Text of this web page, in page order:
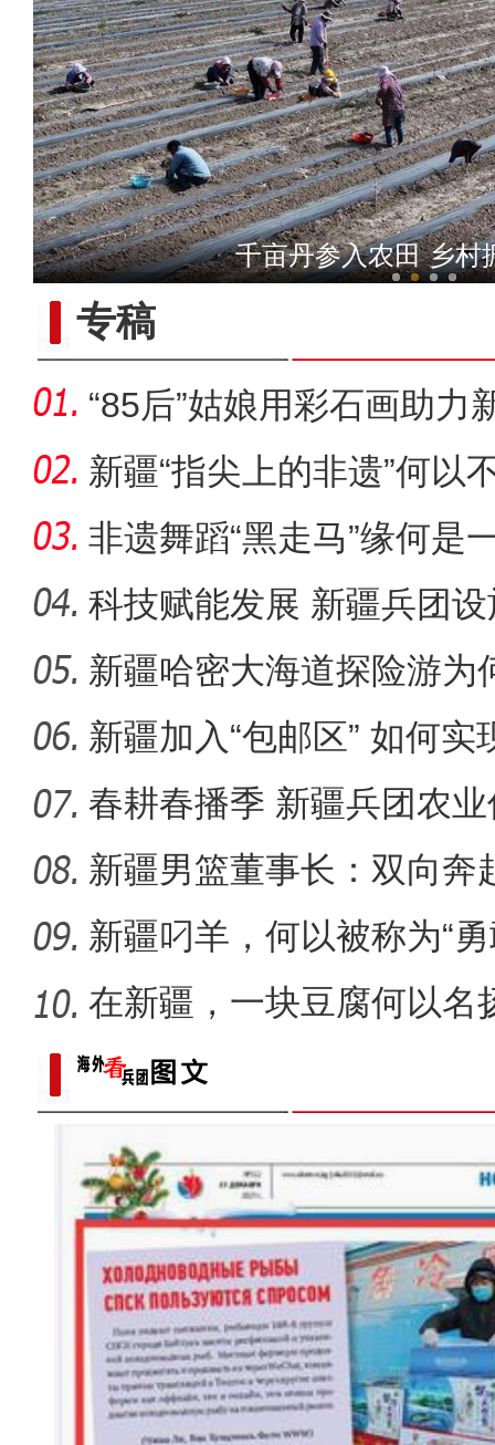
春风催新绿 养护
农行新疆兵团分行
千亩丹参入农田 乡村
专稿
“85后”姑娘用彩石画助力
新疆“指尖上的非遗”何以
非遗舞蹈“黑走马”缘何是
科技赋能发展 新疆兵团设
新疆哈密大海道探险游为
新疆加入“包邮区” 如何
春耕春播季 新疆兵团农业
新疆男篮董事长：双向奔
子独特
新疆叼羊，何以被称为“
在新疆，一块豆腐何以名